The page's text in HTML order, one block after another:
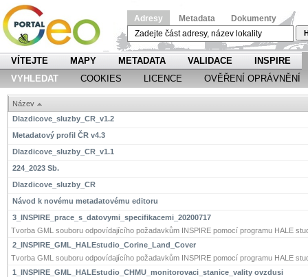
Adresy Metadata Dokumenty
VÍTEJTE MAPY METADATA VALIDACE
INSPIRE
VYHLEDAT
COOKIES LICENCE OVĚŘENÍ OPRÁVNĚNÍ
Název
Dlazdicove_sluzby_CR_v1.2
Metadatový profil ČR v4.3
Dlazdicove_sluzby_CR_v1.1
224_2023 Sb.
Dlazdicove_sluzby_CR
Návod k novému metadatovému editoru
3_INSPIRE_prace_s_datovymi_specifikacemi_20200717
Tvorba GML souboru odpovídajícího požadavkům INSPIRE pomocí programu HALE
2_INSPIRE_GML_HALEstudio_Corine_Land_Cover
Tvorba GML souboru odpovídajícího požadavkům INSPIRE pomocí programu HALE
1_INSPIRE_GML_HALEstudio_CHMU_monitorovaci_stanice_vality ovzdusi